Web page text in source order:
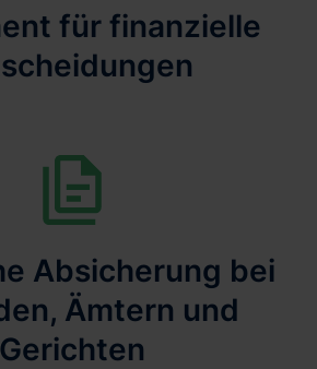
für finanzielle
Absicherung bei
Ämtern und
Gerichten